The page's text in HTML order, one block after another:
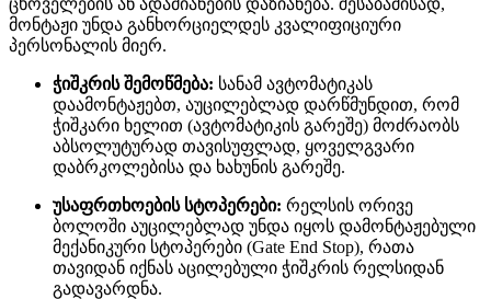
მონტაჟი უნდა განხორციელდეს კვალიფიციური
პერსონალის მიერ.
ჭიშკრის შემოწმება: სანამ ავტომატიკას
დაამონტაჟებთ, აუცილებლად დარწმუნდით, რომ
ჭიშკარი ხელით (ავტომატიკის გარეშე) მოძრაობს
აბსოლუტურად თავისუფლად, ყოველგვარი
დაბრკოლებისა და ხახუნის გარეშე.
უსაფრთხოების სტოპერები: რელსის ორივე
ბოლოში აუცილებლად უნდა იყოს დამონტაჟებული
მექანიკური სტოპერები (Gate End Stop), რათა
თავიდან იქნას აცილებული ჭიშკრის რელსიდან
გადავარდნა.